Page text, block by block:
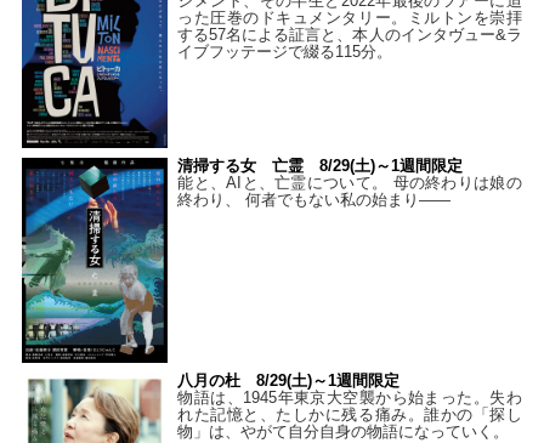
った圧巻のドキュメンタリー。ミルトンを崇拝
する57名による証言と、本人のインタヴュー&ラ
イブフッテージで綴る115分。
清掃する女 亡霊 8/29(土)～1週間限定
能と、AIと、亡霊について。 母の終わりは娘の
終わり、 何者でもない私の始まり――
八月の杜 8/29(土)～1週間限定
物語は、1945年東京大空襲から始まった。失わ
れた記憶と、たしかに残る痛み。誰かの「探し
物」は、やがて自分自身の物語になっていく。